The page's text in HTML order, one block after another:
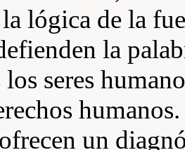
lógica de la
la
los seres
un